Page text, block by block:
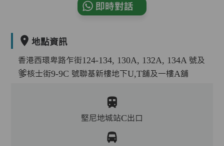
即時對話
地點資訊
香港西環卑路乍街124-134, 130A, 132A, 134A 號及
爹核士街9-9C 號聯基新樓地下U,T舖及一樓A舖
堅尼地城站C出口